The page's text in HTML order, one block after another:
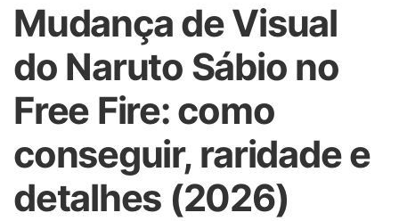
Mudança de Visual
do Naruto Sábio no
Free Fire: como
conseguir, raridade e
detalhes (2026)